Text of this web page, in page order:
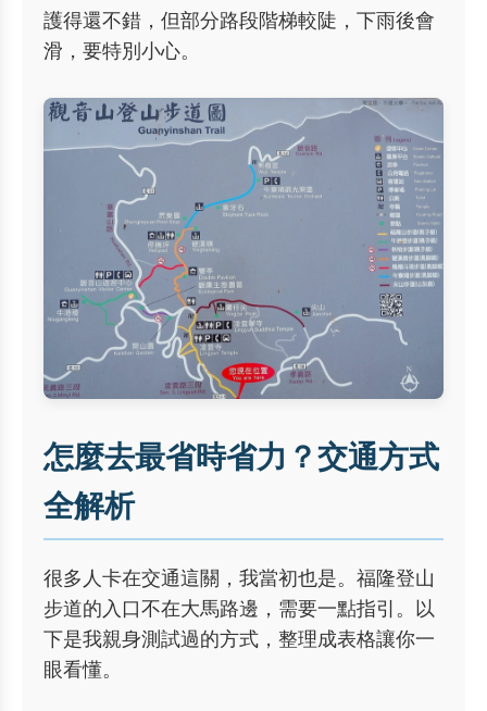
護得還不錯，但部分路段階梯較陡，下雨後會
滑，要特別小心。
怎麼去最省時省力？交通方式
全解析
很多人卡在交通這關，我當初也是。福隆登山
步道的入口不在大馬路邊，需要一點指引。以
下是我親身測試過的方式，整理成表格讓你一
眼看懂。